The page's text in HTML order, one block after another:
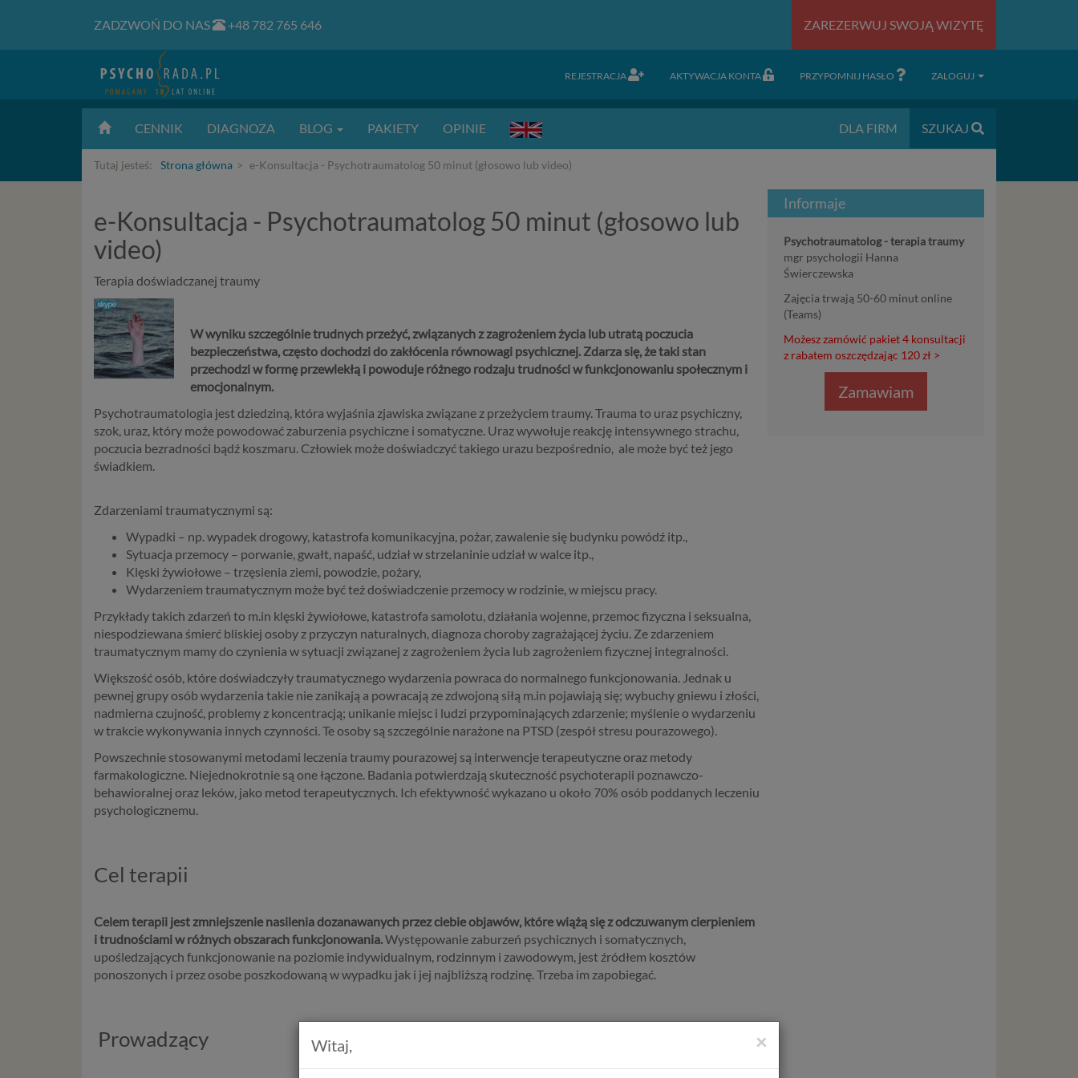
ZADZWOŃ DO NAS +48 782 765 646 ZAREZERWUJ SWOJĄ WIZYTĘ
REJESTRACJA AKTYWACJA KONTA PRZYPOMNIJ HASŁO ZALOGUJ
CENNIK DIAGNOZA BLOG PAKIETY OPINIE DLA FIRM SZUKAJ
Tutaj jesteś: Strona główna e-Konsultacja - Psychotraumatolog 50 minut (głosowo lub video)
Informaje
Psychotraumatolog - terapia traumy
mgr psychologii Hanna
Świerczewska
Zajęcia trwają 50-60 minut online
(Teams)
Możesz zamówić pakiet 4 konsultacji
z rabatem oszczędzając 120 zł >
Zamawiam
e-Konsultacja - Psychotraumatolog 50 minut (głosowo lub
video)
Terapia doświadczanej traumy
W wyniku szczególnie trudnych przeżyć, związanych z zagrożeniem życia lub utratą poczucia
bezpieczeństwa, często dochodzi do zakłócenia równowagi psychicznej. Zdarza się, że taki stan
przechodzi w formę przewlekłą i powoduje różnego rodzaju trudności w funkcjonowaniu społecznym i
emocjonalnym.
Psychotraumatologia jest dziedziną, która wyjaśnia zjawiska związane z przeżyciem traumy. Trauma to uraz psychiczny,
szok, uraz, który może powodować zaburzenia psychiczne i somatyczne. Uraz wywołuje reakcję intensywnego strachu,
poczucia bezradności bądź koszmaru. Człowiek może doświadczyć takiego urazu bezpośrednio, ale może być też jego
świadkiem.
Zdarzeniami traumatycznymi są:
Wypadki – np. wypadek drogowy, katastrofa komunikacyjna, pożar, zawalenie się budynku powódź itp.,
Sytuacja przemocy – porwanie, gwałt, napaść, udział w strzelaninie udział w walce itp.,
Klęski żywiołowe – trzęsienia ziemi, powodzie, pożary,
Wydarzeniem traumatycznym może być też doświadczenie przemocy w rodzinie, w miejscu pracy.
Przykłady takich zdarzeń to m.in klęski żywiołowe, katastrofa samolotu, działania wojenne, przemoc fizyczna i seksualna,
niespodziewana śmierć bliskiej osoby z przyczyn naturalnych, diagnoza choroby zagrażającej życiu. Ze zdarzeniem
traumatycznym mamy do czynienia w sytuacji związanej z zagrożeniem życia lub zagrożeniem fizycznej integralności.
Większość osób, które doświadczyły traumatycznego wydarzenia powraca do normalnego funkcjonowania. Jednak u
pewnej grupy osób wydarzenia takie nie zanikają a powracają ze zdwojoną siłą m.in pojawiają się; wybuchy gniewu i złości,
nadmierna czujność, problemy z koncentracją; unikanie miejsc i ludzi przypominających zdarzenie; myślenie o wydarzeniu
w trakcie wykonywania innych czynności. Te osoby są szczególnie narażone na PTSD (zespół stresu pourazowego).
Powszechnie stosowanymi metodami leczenia traumy pourazowej są interwencje terapeutyczne oraz metody
farmakologiczne. Niejednokrotnie są one łączone. Badania potwierdzają skuteczność psychoterapii poznawczo-
behawioralnej oraz leków, jako metod terapeutycznych. Ich efektywność wykazano u około 70% osób poddanych leczeniu
psychologicznemu.
Cel terapii
Celem terapii jest zmniejszenie nasilenia dozanawanych przez ciebie objawów, które wiążą się z odczuwanym cierpieniem
i trudnościami w różnych obszarach funkcjonowania.Występowanie zaburzeń psychicznych i somatycznych,
upośledzających funkcjonowanie na poziomie indywidualnym, rodzinnym i zawodowym, jest źródłem kosztów
ponoszonych i przez osobe poszkodowaną w wypadku jak i jej najbliższą rodzinę. Trzeba im zapobiegać.
Prowadzący ×
Witaj,